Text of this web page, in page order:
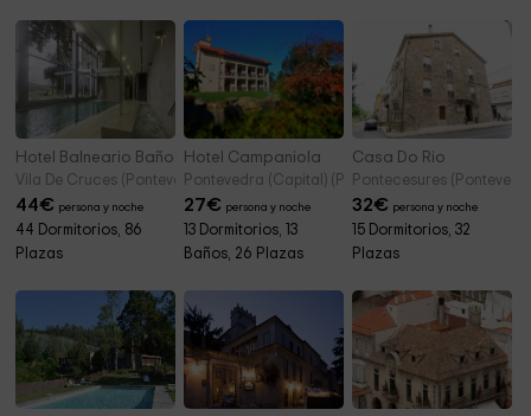
Hotel Balneario Baños da Brea
Vila De Cruces (Pontevedra)
44€ persona y noche
44 Dormitorios, 86
Plazas
Hotel Campaniola
Pontevedra (Capital) (Pontevedra)
27€ persona y noche
13 Dormitorios, 13
Baños, 26 Plazas
Casa Do Rio
Pontecesures
32€ persona y noche
15 Dormitorios, 32
Plazas